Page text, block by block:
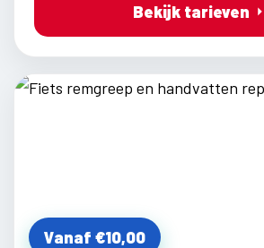
Bekijk tarieven
Vanaf €10,00